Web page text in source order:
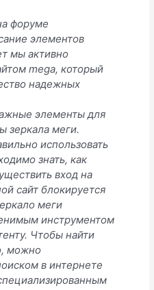
форуме
элементов
мы активно
mega, который
надежных
элементы для
зеркала меги.
использовать
знать, как
вход на
сайт блокируется
меги
инструментом
Чтобы найти
можно
в интернете